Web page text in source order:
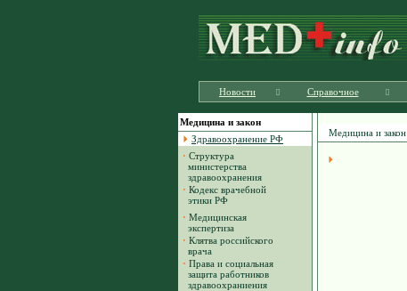
Новости Справочное
Медицина и закон
Здравоохранение РФ
· Структура
министерства
здравоохранения
· Кодекс врачебной
этики РФ
· Медицинская
экспертиза
· Клятва российского
врача
· Права и социальная
защита работников
здравоохраниения
Медицина и закон